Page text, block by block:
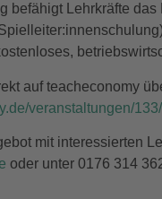
befähigt Lehrkräfte
auf teacheconomy
veranstaltungen/133/
mit interessierten
oder unter 0176 314